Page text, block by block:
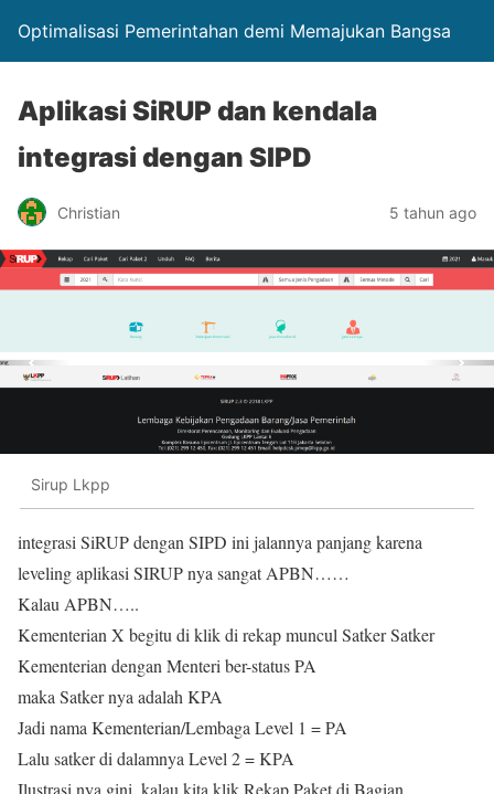
Optimalisasi Pemerintahan demi Memajukan Bangsa
Aplikasi SiRUP dan kendala
integrasi dengan SIPD
Christian 5 tahun ago
Sirup Lkpp
integrasi SiRUP dengan SIPD ini jalannya panjang karena
leveling aplikasi SIRUP nya sangat APBN……
Kalau APBN…..
Kementerian X begitu di klik di rekap muncul Satker Satker
Kementerian dengan Menteri ber-status PA
maka Satker nya adalah KPA
Jadi nama Kementerian/Lembaga Level 1 = PA
Lalu satker di dalamnya Level 2 = KPA
Ilustrasi nya gini, kalau kita klik Rekap Paket di Bagian